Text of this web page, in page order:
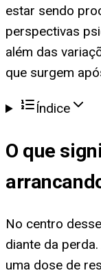
estar sendo
perspectivas
além das
que surgem
Índice
O que
No centro
diante da
uma dose de